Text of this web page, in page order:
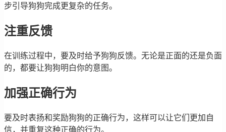
步引导狗狗完成更复杂的任务。
注重反馈
在训练过程中，要及时给予狗狗反馈。无论是正面的还是负面
的，都要让狗狗明白你的意图。
加强正确行为
要及时表扬和奖励狗狗的正确行为，这样可以让它们更加自
信，并重复这种正确的行为。